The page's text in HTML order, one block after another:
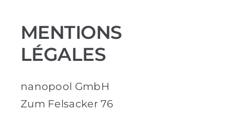
Produits
MENTIONS
LÉGALES
nanopool GmbH
Zum Felsacker 76